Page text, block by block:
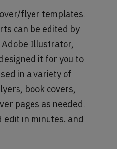
flyer templates.
can be edited by
Adobe Illustrator,
it for you to
in a variety of
book covers,
pages as needed.
edit in minutes. and